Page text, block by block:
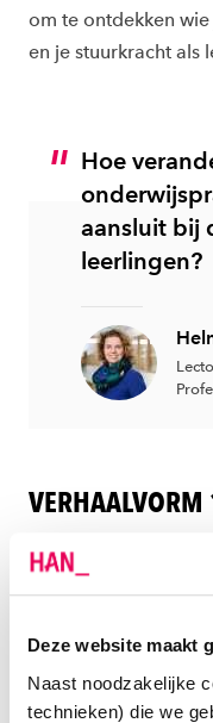
Deze website maakt
Naast noodzakelijke
technieken) die we
om te ontdekken
en je stuurkracht als
Hoe
aansluit bij
leerlingen?
VERHAALVORM
Wanneer ervaar je
leraar op te letten,
keuzemogelijkheden
collega’s hebben al
geen rekening mee